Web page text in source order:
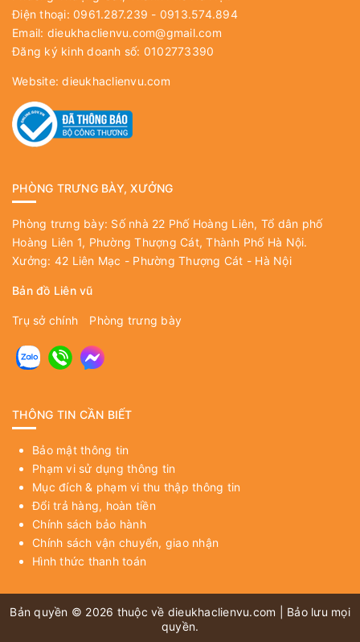
Điện thoại: 0961.287.239 - 0913.574.894
Email: dieukhaclienvu.com@gmail.com
Đăng ký kinh doanh số: 0102773390
Website:dieukhaclienvu.com
PHÒNG TRƯNG BÀY, XƯỞNG
Phòng trưng bày: Số nhà 22 Phố Hoàng Liên, Tổ dân phố
Hoàng Liên 1, Phường Thượng Cát, Thành Phố Hà Nội.
Xưởng: 42 Liên Mạc - Phường Thượng Cát - Hà Nội
Bản đồ Liên vũ
Trụ sở chính Phòng trưng bày
THÔNG TIN CẦN BIẾT
Bảo mật thông tin
Phạm vi sử dụng thông tin
Mục đích & phạm vi thu thập thông tin
Đổi trả hàng, hoàn tiền
Chính sách bảo hành
Chính sách vận chuyển, giao nhận
Hình thức thanh toán
Bản quyền © 2026 thuộc về dieukhaclienvu.com | Bảo lưu mọi
quyền.